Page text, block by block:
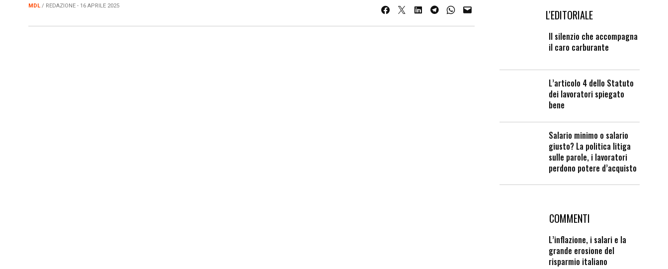
MDL / REDAZIONE - 16 APRILE 2025
L'EDITORIALE
Il silenzio che accompagna
il caro carburante
L’articolo 4 dello Statuto
dei lavoratori spiegato
bene
Salario minimo o salario
giusto? La politica litiga
sulle parole, i lavoratori
perdono potere d’acquisto
COMMENTI
L’inflazione, i salari e la
grande erosione del
risparmio italiano